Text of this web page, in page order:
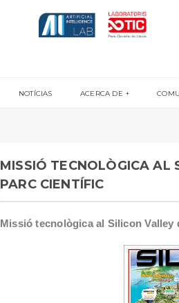
NOTÍCIAS ACERCA DE
MISSIÓ TECNOLÒGICA AL
PARC CIENTÍFIC
Missió tecnològica al Silicon